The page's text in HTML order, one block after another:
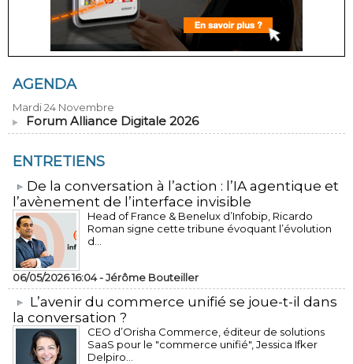
AGENDA
Mardi 24 Novembre
Forum Alliance Digitale 2026
ENTRETIENS
​De la conversation à l’action : l’IA agentique et
l’avènement de l’interface invisible
Head of France & Benelux d’Infobip, Ricardo
Roman signe cette tribune évoquant l’évolution
d...
06/05/2026 16:04 -Jérôme Bouteiller
L’avenir du commerce unifié se joue-t-il dans
la conversation ?
CEO d’Orisha Commerce, éditeur de solutions
SaaS pour le "commerce unifié", Jessica Ifker
Delpiro...